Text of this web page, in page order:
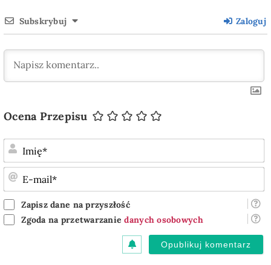
Subskrybuj Zaloguj
Ocena Przepisu
Zapisz dane na przyszłość
Zgoda na przetwarzaniedanych osobowych